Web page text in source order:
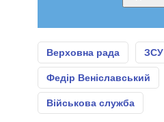
Верховна рада ЗСУ
Федір Веніславський
Військова служба